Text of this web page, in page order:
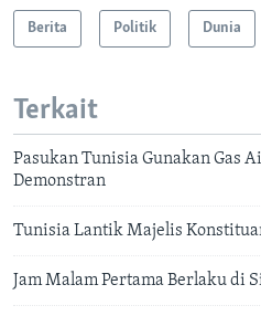
Berita Politik Dunia
Terkait
Pasukan Tunisia Gunakan Gas
Demonstran
Tunisia Lantik Majelis
Jam Malam Pertama Berlaku di